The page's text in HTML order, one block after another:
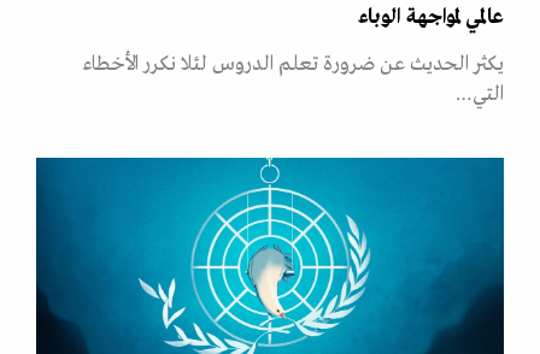
عالمي لمواجهة الوباء
يكثر الحديث عن ضرورة تعلم الدروس لئلا نكرر الأخطاء
التي…